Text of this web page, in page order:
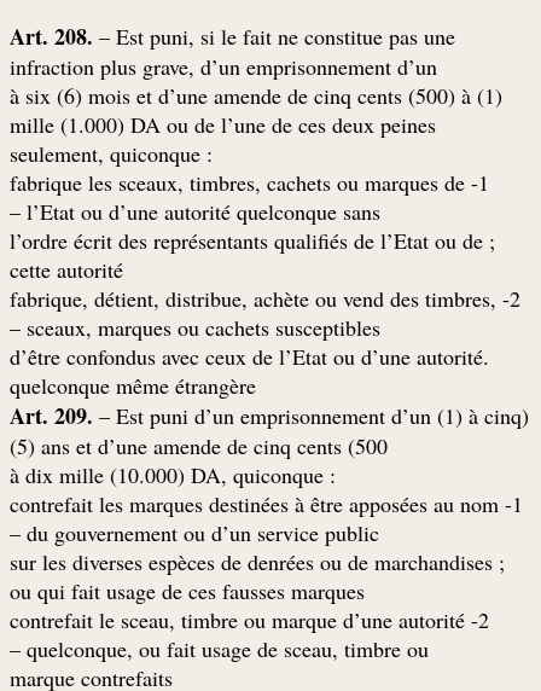
Art. 208. – Est puni, si le fait ne constitue pas une
infraction plus grave, d’un emprisonnement d’un
(1) à six (6) mois et d’une amende de cinq cents (500) à
mille (1.000) DA ou de l’une de ces deux peines
: seulement, quiconque
1- fabrique les sceaux, timbres, cachets ou marques de
l’Etat ou d’une autorité quelconque sans –
; l’ordre écrit des représentants qualifiés de l’Etat ou de
cette autorité
2- fabrique, détient, distribue, achète ou vend des timbres,
sceaux, marques ou cachets susceptibles –
.d’être confondus avec ceux de l’Etat ou d’une autorité
quelconque même étrangère
(
Art. 209. – Est puni d’un emprisonnement d’un (1) à cinq
(5) ans et d’une amende de cinq cents (500
: à dix mille (10.000) DA, quiconque
1- contrefait les marques destinées à être apposées au nom
du gouvernement ou d’un service public –
; sur les diverses espèces de denrées ou de marchandises
ou qui fait usage de ces fausses marques
2- contrefait le sceau, timbre ou marque d’une autorité
quelconque, ou fait usage de sceau, timbre ou –
marque contrefaits